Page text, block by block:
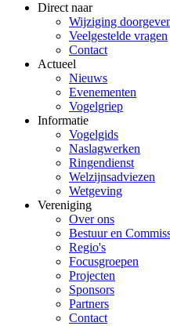
Direct naar
Wijziging
Veelgestelde vragen
Contact
Actueel
Nieuws
Evenementen
Vogelgriep
Informatie
Vogelgids
Naslagwerken
Ringendienst
Welzijnsadviezen
Wetgeving
Vereniging
Over ons
Bestuur en
Regio's
Focusgroepen
Projecten
Sponsors
Partners
Contact